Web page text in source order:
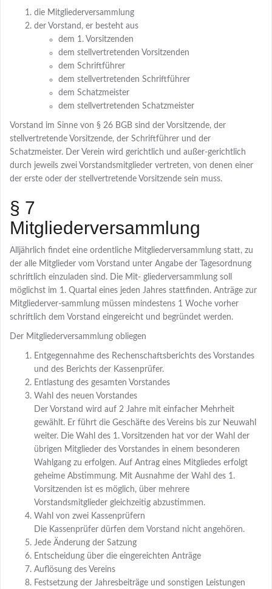
die Mitgliederversammlung
der Vorstand, er besteht aus
dem 1. Vorsitzenden
dem stellvertretenden Vorsitzenden
dem Schriftführer
dem stellvertretenden Schriftführer
dem Schatzmeister
dem stellvertretenden Schatzmeister
Vorstand im Sinne von § 26 BGB sind der Vorsitzende, der
stellvertretende Vorsitzende, der Schriftführer und der
Schatzmeister. Der Verein wird gerichtlich und außer-gerichtlich
durch jeweils zwei Vorstandsmitglieder vertreten, von denen einer
der erste oder der stellvertretende Vorsitzende sein muss.
§ 7
Mitgliederversammlung
Alljährlich findet eine ordentliche Mitgliederversammlung statt, zu
der alle Mitglieder vom Vorstand unter Angabe der Tagesordnung
schriftlich einzuladen sind. Die Mit- gliederversammlung soll
möglichst im 1. Quartal eines jeden Jahres stattfinden. Anträge zur
Mitgliederver-sammlung müssen mindestens 1 Woche vorher
schriftlich dem Vorstand eingereicht und begründet werden.
Der Mitgliederversammlung obliegen
Entgegennahme des Rechenschaftsberichts des Vorstandes
und des Berichts der Kassenprüfer.
Entlastung des gesamten Vorstandes
Wahl des neuen Vorstandes
Der Vorstand wird auf 2 Jahre mit einfacher Mehrheit
gewählt. Er führt die Geschäfte des Vereins bis zur Neuwahl
weiter. Die Wahl des 1. Vorsitzenden hat vor der Wahl der
übrigen Mitglieder des Vorstandes in einem besonderen
Wahlgang zu erfolgen. Auf Antrag eines Mitgliedes erfolgt
geheime Abstimmung. Mit Ausnahme der Wahl des 1.
Vorsitzenden ist es möglich, über mehrere
Vorstandsmitglieder gleichzeitig abzustimmen.
Wahl von zwei Kassenprüfern
Die Kassenprüfer dürfen dem Vorstand nicht angehören.
Jede Änderung der Satzung
Entscheidung über die eingereichten Anträge
Auflösung des Vereins
Festsetzung der Jahresbeiträge und sonstigen Leistungen